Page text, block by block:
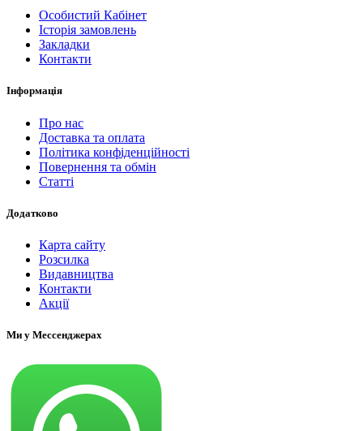
Особистий Кабінет
Історія замовлень
Закладки
Контакти
Інформація
Про нас
Доставка та оплата
Політика конфіденційності
Повернення та обмін
Статті
Додатково
Карта сайту
Розсилка
Видавництва
Контакти
Акції
Ми у Мессенджерах